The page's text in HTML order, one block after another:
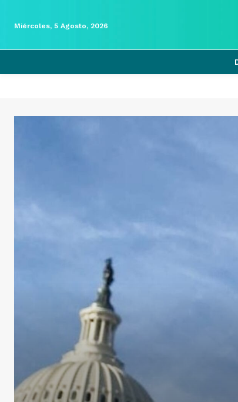
Miércoles, 5 Agosto, 2026